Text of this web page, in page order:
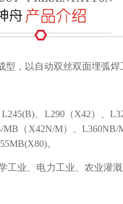
，以自动双丝双面埋弧焊
、L290（X42）、
（X42N/M）、
。
工业、电力工业、农业灌